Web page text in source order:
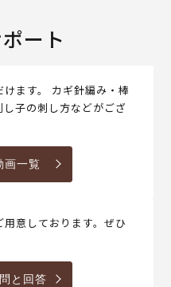
ート
ます。 カギ針編み・棒
子の刺し方などがござ
画一覧
意しております。ぜひ
と回答